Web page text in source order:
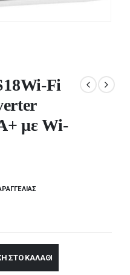
Fi
με Wi-
ΣΤΟ ΚΑΛΆΘΙ